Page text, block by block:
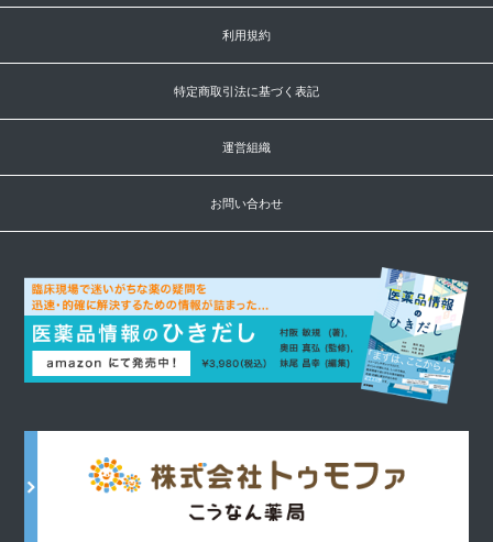
利用規約
特定商取引法に基づく表記
運営組織
お問い合わせ